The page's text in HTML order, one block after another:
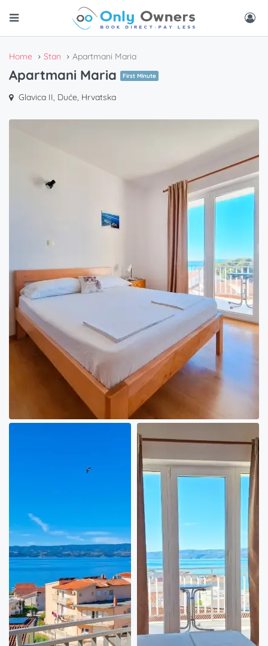
Home Stan Apartmani Maria
Apartmani Maria First Minute
Glavica II, Duće, Hrvatska